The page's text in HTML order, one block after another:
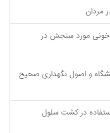
مردان
مورد سنجش در
و اصول نگهداری صحیح
در کشت سلول